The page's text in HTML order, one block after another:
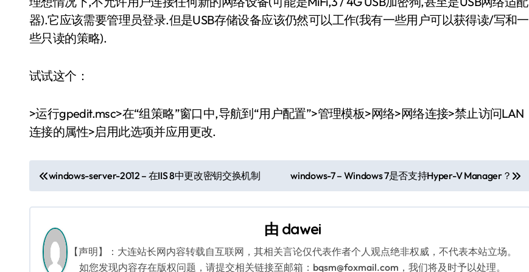
器).它应该需要管理员登录.但是USB存储设备应该仍然可以工作(我有一些用户可以获得读/写和一
些只读的策略).
试试这个：
>运行gpedit.msc>在“组策略”窗口中,导航到“用户配置”>管理模板>网络>网络连接>禁止访问LAN
连接的属性>启用此选项并应用更改.
文
章
航
windows-server-2012 – 在IIS 8中更改密钥交换机制 windows-7 – Windows 7是否支持Hyper-V Manager？
由 dawei
【声明】：大连站长网内容转载自互联网，其相关言论仅代表作者个人观点绝非权威，不代表本站立场。
如您发现内容存在版权问题，请提交相关链接至邮箱：bqsm@foxmail.com，我们将及时予以处理。